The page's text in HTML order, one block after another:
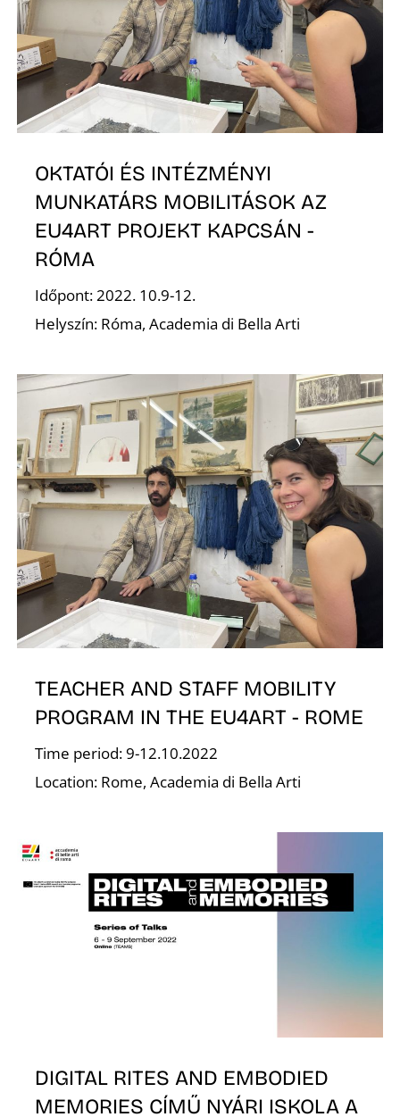
OKTATÓI ÉS INTÉZMÉNYI
MUNKATÁRS MOBILITÁSOK AZ
EU4ART PROJEKT KAPCSÁN -
RÓMA
Időpont: 2022. 10.9-12.
Helyszín: Róma, Academia di Bella Arti
TEACHER AND STAFF MOBILITY
PROGRAM IN THE EU4ART - ROME
Time period: 9-12.10.2022
Location: Rome, Academia di Bella Arti
DIGITAL RITES AND EMBODIED
MEMORIES CÍMŰ NYÁRI ISKOLA A